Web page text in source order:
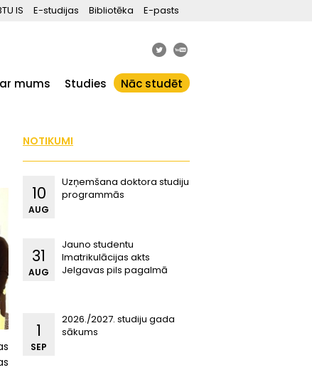
IS E-studijas Bibliotēka E-pasts
mums Studies Nāc studēt
NOTIKUMI
Uzņemšana doktora studiju
programmās
10
AUG
Jauno studentu
Imatrikulācijas akts
Jelgavas pils pagalmā
31
AUG
2026./2027. studiju gada
sākums
1
SEP